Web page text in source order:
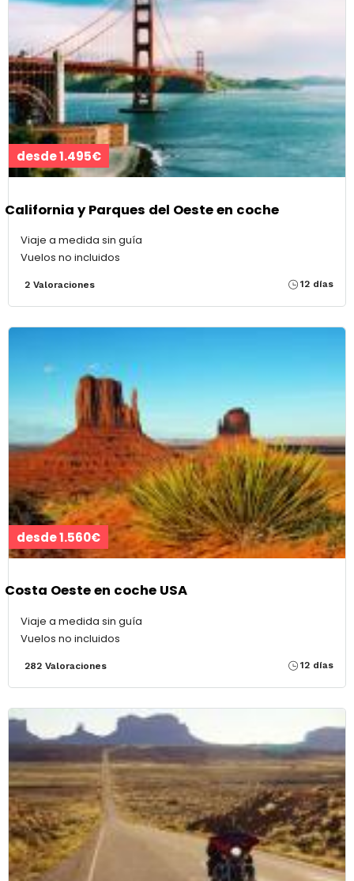
desde 1.495€
California y Parques del Oeste en coche
Viaje a medida sin guía
Vuelos no incluidos
2 Valoraciones 12 días
desde 1.560€
Costa Oeste en coche USA
Viaje a medida sin guía
Vuelos no incluidos
282 Valoraciones 12 días